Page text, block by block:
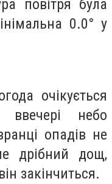
повітря була
0.0° у
очікується
небо
опадів не
дрібний дощ,
закінчиться.